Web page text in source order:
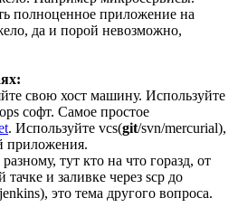
полноценное приложение на
да и порой невозможно,
свою хост машину. Используйте
софт. Самое простое
. Используйте vcs(git/svn/mercurial),
приложения.
тут кто на что горазд, от
тачке и заливке через scp до
это тема другого вопроса.